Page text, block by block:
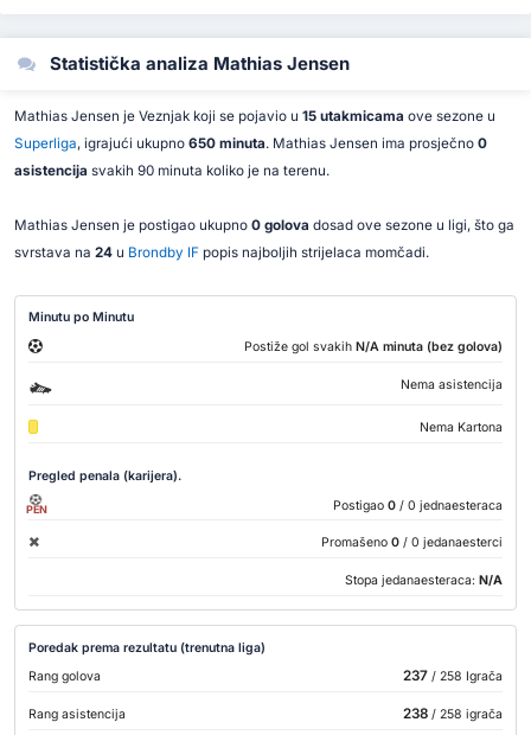
Statistička analiza Mathias Jensen
Mathias Jensen je Veznjak koji se pojavio u 15 utakmicama ove sezone u
Superliga, igrajući ukupno 650 minuta. Mathias Jensen ima prosječno 0
asistencija svakih 90 minuta koliko je na terenu.
Mathias Jensen je postigao ukupno 0 golova dosad ove sezone u ligi, što ga
svrstava na 24u Brondby IF popis najboljih strijelaca momčadi.
Minutu po Minutu
Postiže gol svakih N/A minuta (bez golova)
Nema asistencija
Nema Kartona
Pregled penala (karijera).
PEN Postigao 0 / 0 jednaesteraca
Promašeno 0 / 0 jedanaesterci
Stopa jedanaesteraca: N/A
Poredak prema rezultatu (trenutna liga)
Rang golova
237/ 258 Igrača
Rang asistencija 238/ 258 igrača